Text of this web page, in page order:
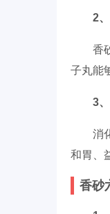
2
香
子丸能
3
消
和胃、
香砂